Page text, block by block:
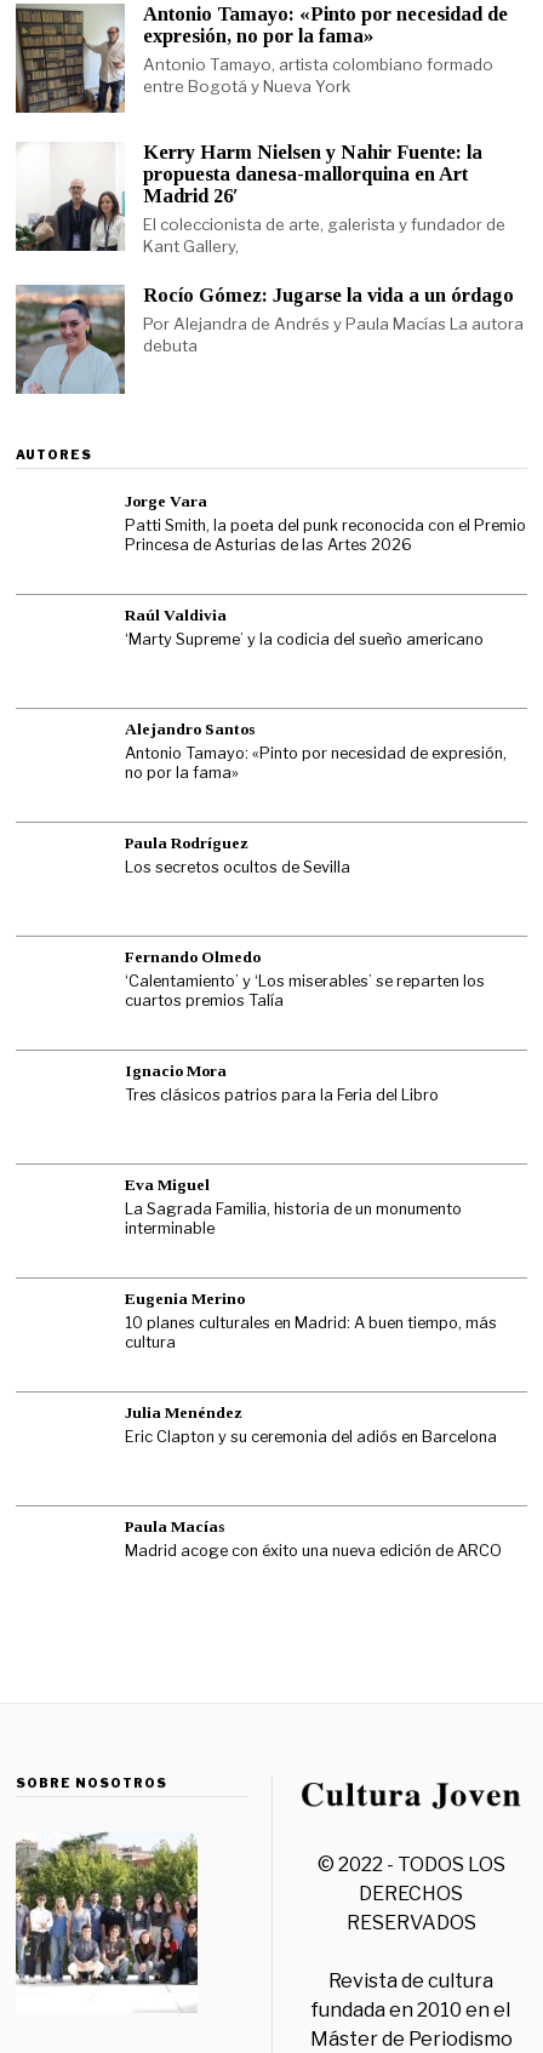
Antonio Tamayo: «Pinto por necesidad de
expresión, no por la fama»
Antonio Tamayo, artista colombiano formado
entre Bogotá y Nueva York
Kerry Harm Nielsen y Nahir Fuente: la
propuesta danesa-mallorquina en Art
Madrid 26′
El coleccionista de arte, galerista y fundador de
Kant Gallery,
Rocío Gómez: Jugarse la vida a un órdago
Por Alejandra de Andrés y Paula Macías La autora
debuta
AUTORES
Jorge Vara
Patti Smith, la poeta del punk reconocida con el Premio
Princesa de Asturias de las Artes 2026
Raúl Valdivia
‘Marty Supreme’ y la codicia del sueño americano
Alejandro Santos
Antonio Tamayo: «Pinto por necesidad de expresión,
no por la fama»
Paula Rodríguez
Los secretos ocultos de Sevilla
Fernando Olmedo
‘Calentamiento’ y ‘Los miserables’ se reparten los
cuartos premios Talía
Ignacio Mora
Tres clásicos patrios para la Feria del Libro
Eva Miguel
La Sagrada Familia, historia de un monumento
interminable
Eugenia Merino
10 planes culturales en Madrid: A buen tiempo, más
cultura
Julia Menéndez
Eric Clapton y su ceremonia del adiós en Barcelona
Paula Macías
Madrid acoge con éxito una nueva edición de ARCO
SOBRE NOSOTROS
© 2022 - TODOS LOS
DERECHOS
RESERVADOS
Revista de cultura
fundada en 2010 en el
Máster de Periodismo